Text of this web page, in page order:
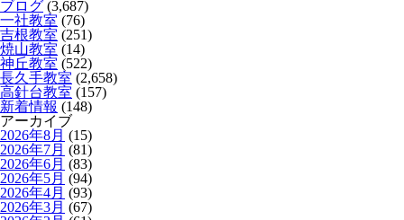
ブログ (3,687)
一社教室 (76)
吉根教室 (251)
焼山教室 (14)
神丘教室 (522)
長久手教室 (2,658)
高針台教室 (157)
新着情報 (148)
アーカイブ
2026年8月 (15)
2026年7月 (81)
2026年6月 (83)
2026年5月 (94)
2026年4月 (93)
2026年3月 (67)